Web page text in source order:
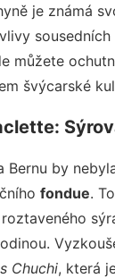
je známá
sousedních
můžete
švýcarské
Bernu by
fondue.
Chuchi, která